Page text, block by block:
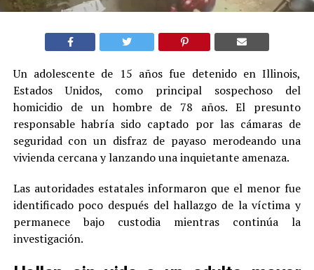
Un adolescente de 15 años fue detenido en Illinois,
Estados Unidos, como principal sospechoso del
homicidio de un hombre de 78 años. El presunto
responsable habría sido captado por las cámaras de
seguridad con un disfraz de payaso merodeando una
vivienda cercana y lanzando una inquietante amenaza.
Las autoridades estatales informaron que el menor fue
identificado poco después del hallazgo de la víctima y
permanece bajo custodia mientras continúa la
investigación.